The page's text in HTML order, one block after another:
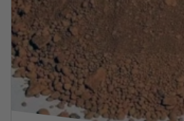
Трубная изоляция
Пружины